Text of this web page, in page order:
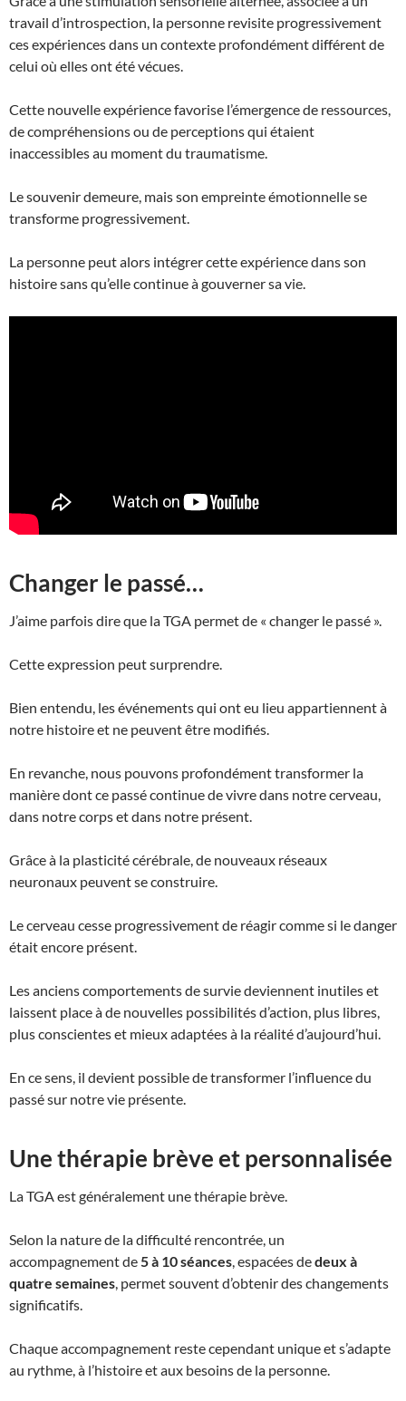
travail d’introspection, la personne revisite progressivement
ces expériences dans un contexte profondément différent de
celui où elles ont été vécues.
Cette nouvelle expérience favorise l’émergence de ressources,
de compréhensions ou de perceptions qui étaient
inaccessibles au moment du traumatisme.
Le souvenir demeure, mais son empreinte émotionnelle se
transforme progressivement.
La personne peut alors intégrer cette expérience dans son
histoire sans qu’elle continue à gouverner sa vie.
Changer le passé…
J’aime parfois dire que la TGA permet de « changer le passé ».
Cette expression peut surprendre.
Bien entendu, les événements qui ont eu lieu appartiennent à
notre histoire et ne peuvent être modifiés.
En revanche, nous pouvons profondément transformer la
manière dont ce passé continue de vivre dans notre cerveau,
dans notre corps et dans notre présent.
Grâce à la plasticité cérébrale, de nouveaux réseaux
neuronaux peuvent se construire.
Le cerveau cesse progressivement de réagir comme si le danger
était encore présent.
Les anciens comportements de survie deviennent inutiles et
laissent place à de nouvelles possibilités d’action, plus libres,
plus conscientes et mieux adaptées à la réalité d’aujourd’hui.
En ce sens, il devient possible de transformer l’influence du
passé sur notre vie présente.
Une thérapie brève et personnalisée
La TGA est généralement une thérapie brève.
Selon la nature de la difficulté rencontrée, un
accompagnement de5 à 10 séances, espacées dedeux à
quatre semaines, permet souvent d’obtenir des changements
significatifs.
Chaque accompagnement reste cependant unique et s’adapte
au rythme, à l’histoire et aux besoins de la personne.